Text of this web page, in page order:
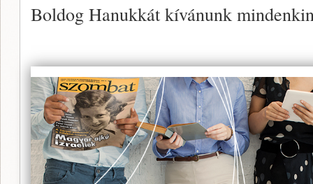
Boldog Hanukkát kívánunk